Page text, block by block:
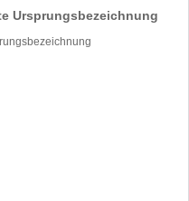
Ursprungsbezeichnung